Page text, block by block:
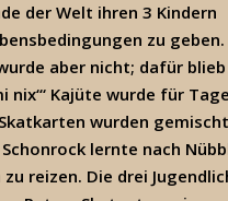
der Welt ihren 3 Kindern
zu geben.
aber nicht; dafür blieb
nix‘“ Kajüte wurde für
wurden
lernte nach
reizen. Die drei